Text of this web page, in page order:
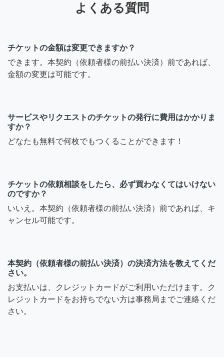
よくある質問
チケットの金額は変更できますか？
できます。本契約（依頼者様の前払い決済）前であれば、
金額の変更は可能です。
サービスやリクエストのチケットの発行に費用はかかりま
すか？
どなたも無料で何枚でもつくることができます！
チケットの依頼相談をしたら、必ず買わなくてはいけない
のですか？
いいえ。本契約（依頼者様の前払い決済）前であれば、キ
ャンセル可能です。
本契約（依頼者様の前払い決済）の決済方法を教えてくだ
さい。
お支払いは、クレジットカードがご利用いただけます。ク
レジットカードをお持ちでない方は事務局までご連絡くだ
さい。